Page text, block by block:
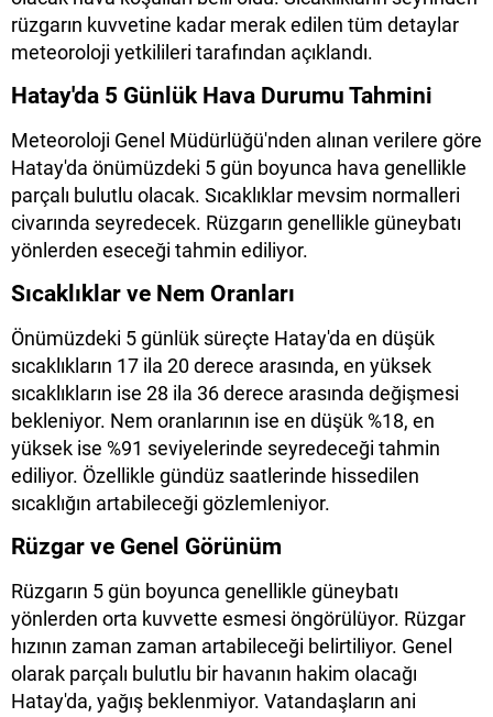
rüzgarın kuvvetine kadar merak edilen tüm detaylar
meteoroloji yetkilileri tarafından açıklandı.
Hatay'da 5 Günlük Hava Durumu Tahmini
Meteoroloji Genel Müdürlüğü'nden alınan verilere göre
Hatay'da önümüzdeki 5 gün boyunca hava genellikle
parçalı bulutlu olacak. Sıcaklıklar mevsim normalleri
civarında seyredecek. Rüzgarın genellikle güneybatı
yönlerden eseceği tahmin ediliyor.
Sıcaklıklar ve Nem Oranları
Önümüzdeki 5 günlük süreçte Hatay'da en düşük
sıcaklıkların 17 ila 20 derece arasında, en yüksek
sıcaklıkların ise 28 ila 36 derece arasında değişmesi
bekleniyor. Nem oranlarının ise en düşük %18, en
yüksek ise %91 seviyelerinde seyredeceği tahmin
ediliyor. Özellikle gündüz saatlerinde hissedilen
sıcaklığın artabileceği gözlemleniyor.
Rüzgar ve Genel Görünüm
Rüzgarın 5 gün boyunca genellikle güneybatı
yönlerden orta kuvvette esmesi öngörülüyor. Rüzgar
hızının zaman zaman artabileceği belirtiliyor. Genel
olarak parçalı bulutlu bir havanın hakim olacağı
Hatay'da, yağış beklenmiyor. Vatandaşların ani